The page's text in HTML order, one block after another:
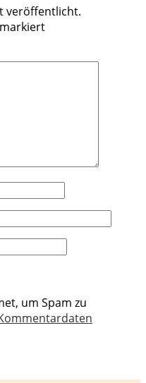
veröffentlicht.
markiert
um Spam zu